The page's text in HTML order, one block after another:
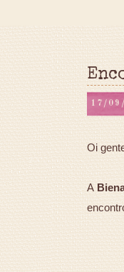
17/
Oi
A